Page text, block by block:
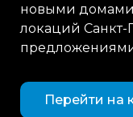
новыми
локаций Санкт-
Перейти на